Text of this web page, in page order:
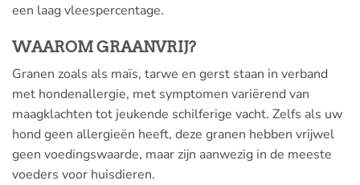
een laag vleespercentage.
WAAROM GRAANVRIJ?
Granen zoals als maïs, tarwe en gerst staan in verband
met hondenallergie, met symptomen variërend van
maagklachten tot jeukende schilferige vacht. Zelfs als uw
hond geen allergieën heeft, deze granen hebben vrijwel
geen voedingswaarde, maar zijn aanwezig in de meeste
voeders voor huisdieren.